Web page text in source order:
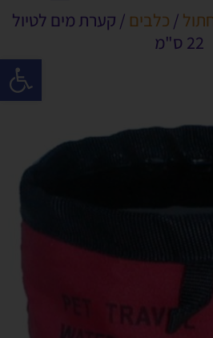
פתח
/ כלבים / קערת מים לטיול
22 ס"מ